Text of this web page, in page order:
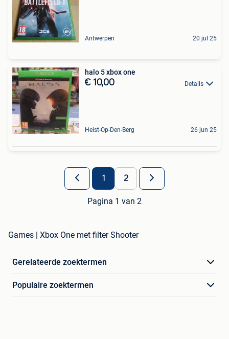
Antwerpen 20 jul 25
halo 5 xbox one
€ 10,00 Details
Heist-Op-Den-Berg 26 jun 25
1 2
Pagina 1 van 2
Games | Xbox One met filter Shooter
Gerelateerde zoektermen
Populaire zoektermen